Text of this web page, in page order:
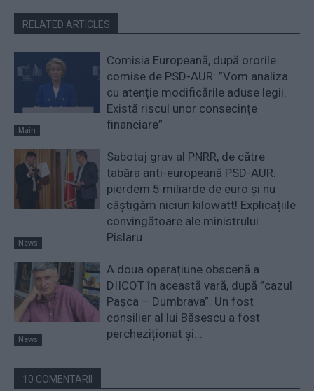
RELATED ARTICLES
Main
Comisia Europeană, după ororile
comise de PSD-AUR: ”Vom analiza
cu atenție modificările aduse legii.
Există riscul unor consecințe
financiare”
News
Sabotaj grav al PNRR, de către
tabăra anti-europeană PSD-AUR:
pierdem 5 miliarde de euro și nu
câștigăm niciun kilowatt! Explicațiile
convingătoare ale ministrului
Pîslaru
News
A doua operațiune obscenă a
DIICOT în această vară, după ”cazul
Pașca – Dumbrava”. Un fost
consilier al lui Băsescu a fost
percheziționat și...
10 COMENTARII